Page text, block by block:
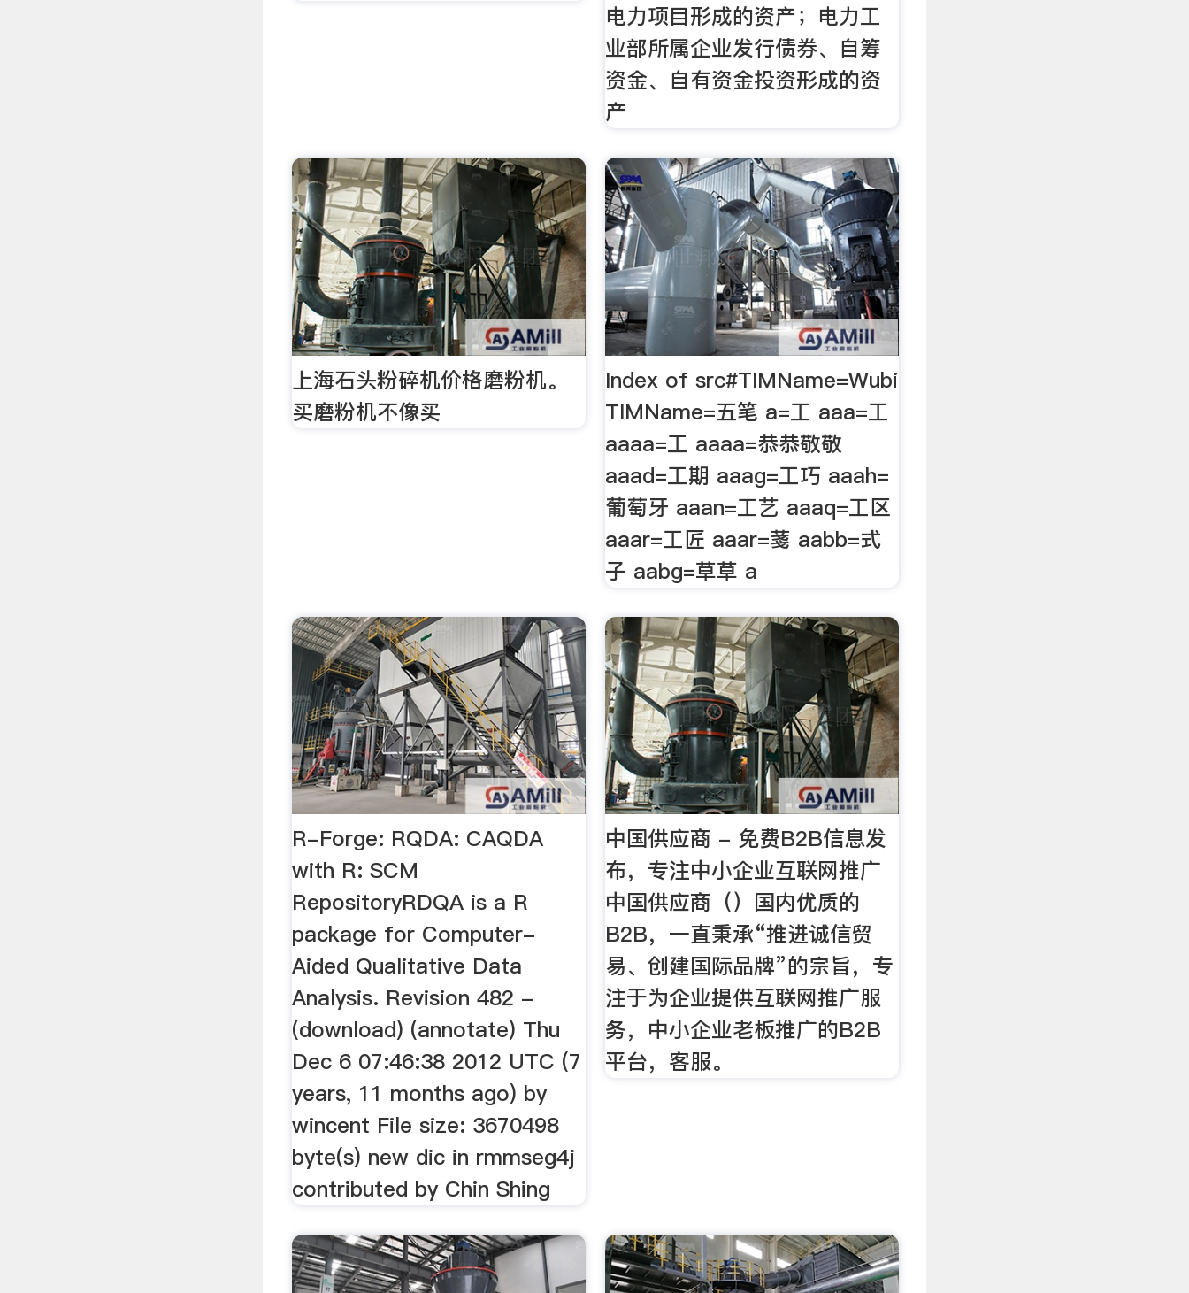
电力项目形成的资产；电力工
业部所属企业发行债券、自筹
资金、自有资金投资形成的资
产
上海石头粉碎机价格磨粉机。
买磨粉机不像买
Index of src#TIMName=Wubi
TIMName=五笔 a=工 aaa=工
aaaa=工 aaaa=恭恭敬敬
aaad=工期 aaag=工巧 aaah=
葡萄牙 aaan=工艺 aaaq=工区
aaar=工匠 aaar=菚 aabb=式
子 aabg=草草 a
R-Forge: RQDA: CAQDA
with R: SCM
RepositoryRDQA is a R
package for Computer-
Aided Qualitative Data
Analysis. Revision 482 -
(download) (annotate) Thu
Dec 6 07:46:38 2012 UTC (7
years, 11 months ago) by
wincent File size: 3670498
byte(s) new dic in rmmseg4j
contributed by Chin Shing
中国供应商 - 免费B2B信息发
布，专注中小企业互联网推广
中国供应商（）国内优质的
B2B，一直秉承“推进诚信贸
易、创建国际品牌”的宗旨，专
注于为企业提供互联网推广服
务，中小企业老板推广的B2B
平台，客服。